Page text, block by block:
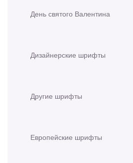
День святого Валентина
Дизайнерские шрифты
Другие шрифты
Европейские шрифты